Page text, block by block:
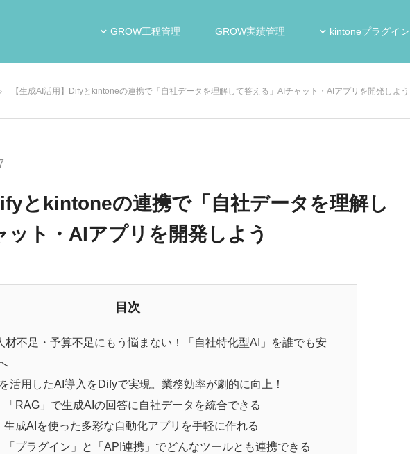
GROW工程管理 GROW実績管理 kintoneプラグイン
【生成AI活用】Difyとkintoneの連携で「自社データを理解して答える」AIチャット・AIアプリを開発しよう
とkintoneの連携で「自社データを理解し
ット・AIアプリを開発しよう
目次
材不足・予算不足にもう悩まない！「自社特化型AI」を誰でも安
活用したAI導入をDifyで実現。業務効率が劇的に向上！
RAG」で生成AIの回答に自社データを統合できる
成AIを使った多彩な自動化アプリを手軽に作れる
プラグイン」と「API連携」でどんなツールとも連携できる